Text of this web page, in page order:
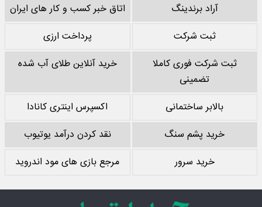
آراد برندینگ
اتاق خبر کسب و کار های ایران
ثبت شرکت
پرداخت ارزی
ثبت شرکت فوری کاملا
تضمینی
خرید آنلاین طلای آب شده
بالابر ساختمانی
اکسپرس اینتری کانادا
خرید پشم سنگ
نقد کردن درآمد یوتیوب
خرید سرور
مرجع بازی های مود اندروید